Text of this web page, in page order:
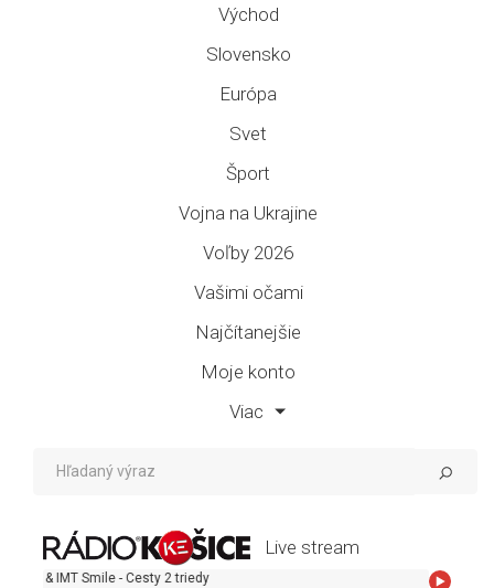
Východ
Slovensko
Európa
Svet
Šport
Vojna na Ukrajine
Voľby 2026
Vašimi očami
Najčítanejšie
Moje konto
Viac
Live stream
IMT Smile - Cesty 2 triedy